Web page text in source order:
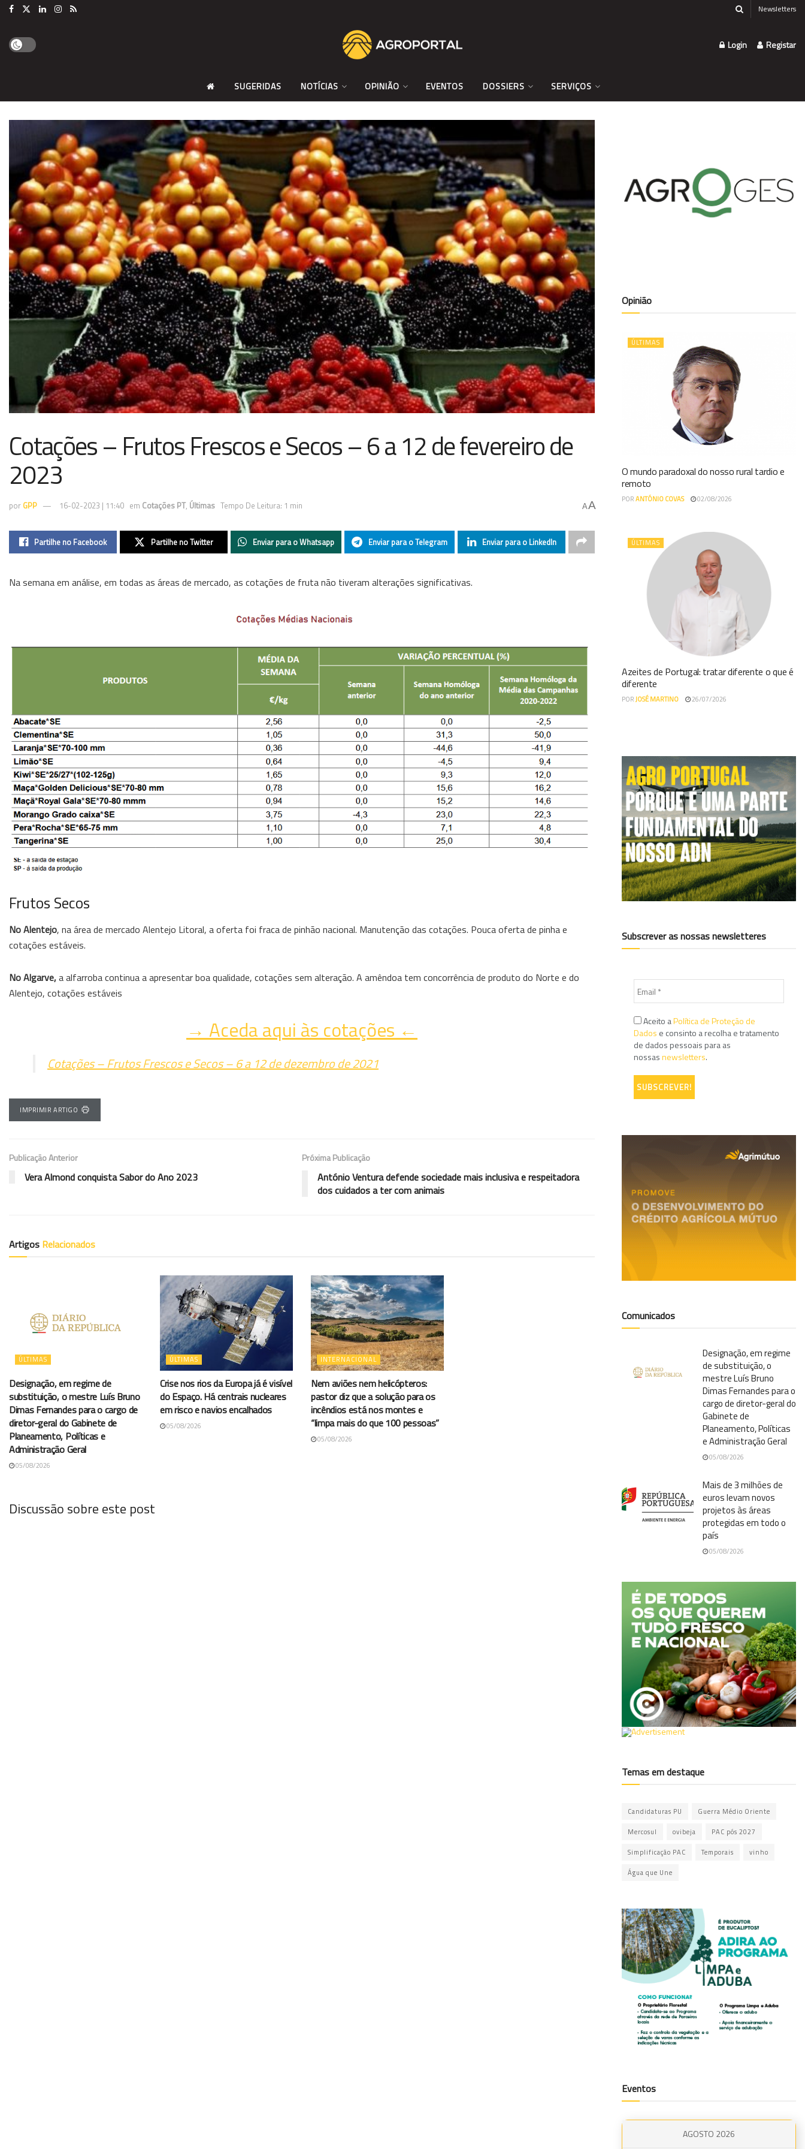
Newsletters
Login Registar
SUGERIDAS NOTÍCIAS OPINIÃO EVENTOS DOSSIERS SERVIÇOS
Cotações – Frutos Frescos e Secos – 6 a 12 de fevereiro de
2023
por GPP 16-02-2023 | 11:40 em Cotações PT, Últimas Tempo De Leitura: 1 min AA
Partilhe no Facebook Partilhe no Twitter Enviar para o Whatsapp Enviar para o Telegram Enviar para o LinkedIn
Na semana em análise, em todas as áreas de mercado, as cotações de fruta não tiveram alterações significativas.
Frutos Secos
No Alentejo, na área de mercado Alentejo Litoral, a oferta foi fraca de pinhão nacional. Manutenção das cotações. Pouca oferta de pinha e
cotações estáveis.
No Algarve,a alfarroba continua a apresentar boa qualidade, cotações sem alteração. A amêndoa tem concorrência de produto do Norte e do
Alentejo, cotações estáveis
→ Aceda aqui às cotações ←
Cotações – Frutos Frescos e Secos – 6 a 12 de dezembro de 2021
IMPRIMIR ARTIGO
Publicação Anterior
Vera Almond conquista Sabor do Ano 2023
Próxima Publicação
António Ventura defende sociedade mais inclusiva e respeitadora
dos cuidados a ter com animais
Artigos Relacionados
ÚLTIMAS
Designação, em regime de
substituição, o mestre Luís Bruno
Dimas Fernandes para o cargo de
diretor-geral do Gabinete de
Planeamento, Políticas e
Administração Geral
05/08/2026
ÚLTIMAS
Crise nos rios da Europa já é visível
do Espaço. Há centrais nucleares
em risco e navios encalhados
05/08/2026
INTERNACIONAL
Nem aviões nem helicópteros:
pastor diz que a solução para os
incêndios está nos montes e
“limpa mais do que 100 pessoas”
05/08/2026
Discussão sobre este post
Opinião
ÚLTIMAS
O mundo paradoxal do nosso rural tardio e
remoto
PORANTÓNIO COVAS 02/08/2026
ÚLTIMAS
Azeites de Portugal: tratar diferente o que é
diferente
PORJOSÉ MARTINO 26/07/2026
Subscrever as nossas newsletteres
Aceito aPolítica de Proteção de
Dados e consinto a recolha e tratamento
de dados pessoais para as
nossasnewsletters.
Comunicados
Designação, em regime
de substituição, o
mestre Luís Bruno
Dimas Fernandes para o
cargo de diretor-geral do
Gabinete de
Planeamento, Políticas
e Administração Geral
05/08/2026
Mais de 3 milhões de
euros levam novos
projetos às áreas
protegidas em todo o
país
05/08/2026
Temas em destaque
Candidaturas PU Guerra Médio Oriente
Mercosul ovibeja PAC pós 2027
Simplificação PAC Temporais vinho
Água que Une
Eventos
AGOSTO 2026